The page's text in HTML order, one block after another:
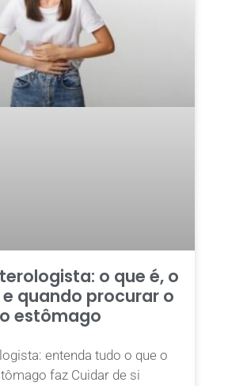
o que é, o
quando procurar o
estômago
entenda tudo o que o
faz Cuidar de si